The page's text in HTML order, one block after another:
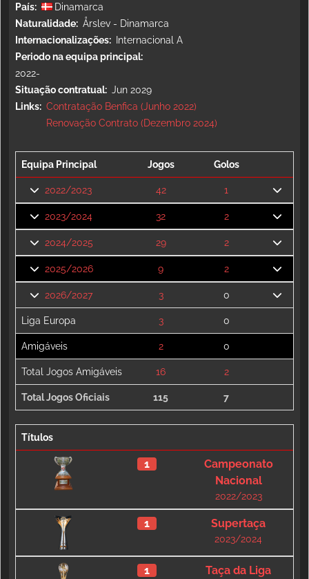
País
Dinamarca
Naturalidade
Årslev - Dinamarca
Internacionalizações
Internacional A
Periodo na equipa principal
2022-
Situação contratual
Jun 2029
Links
Contratação Benfica (Junho 2022)
Renovação Contrato (Dezembro 2024)
Equipa Principal Jogos Golos
2022/2023 42 1
2023/2024 32 2
2024/2025 29 2
2025/2026 9 2
2026/2027 3 0
Liga Europa 3 0
Amigáveis 2 0
Total Jogos Amigáveis 16 2
Total Jogos Oficiais 115 7
Títulos
1
Campeonato
Nacional
2022/2023
1 Supertaça
2023/2024
1 Taça da Liga